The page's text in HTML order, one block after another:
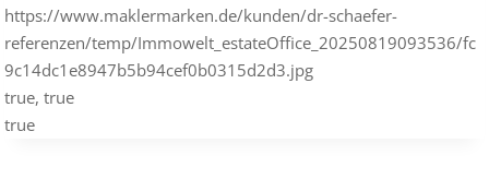
https://www.maklermarken.de/kunden/dr-schaefer-
referenzen/temp/Immowelt_estateOffice_20250819093536/fc
9c14dc1e8947b5b94cef0b0315d2d3.jpg
true, true
true